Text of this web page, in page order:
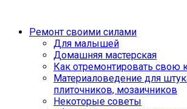
Ремонт своими силами
Для малышей
Домашняя мастерская
Как отремонтировать свою
Материаловедение для
плиточников, мозаичников
Некоторые советы